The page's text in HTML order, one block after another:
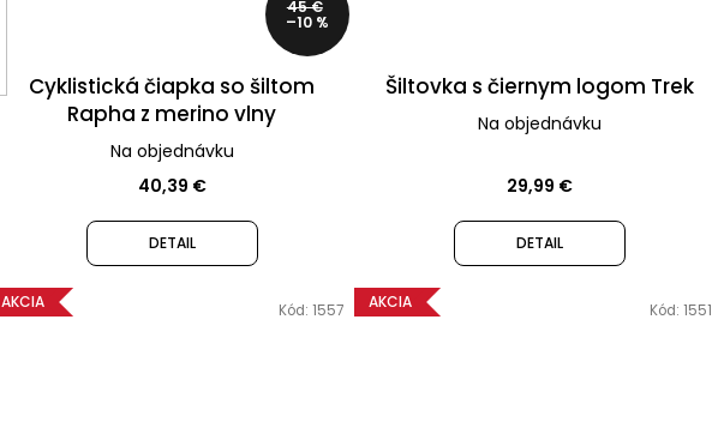
45 €
–10 %
Cyklistická čiapka so šiltom
Rapha z merino vlny
Na objednávku
40,39 €
DETAIL
Šiltovka s čiernym logom Trek
Na objednávku
29,99 €
DETAIL
AKCIA Kód:1557 AKCIA Kód: 1551